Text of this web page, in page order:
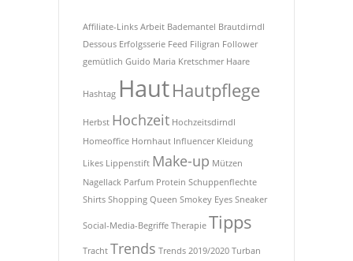
Affiliate-Links Arbeit Bademantel Brautdirndl
Dessous Erfolgsserie Feed Filigran Follower
gemütlich Guido Maria Kretschmer Haare
Hashtag HautHautpflege
Herbst Hochzeit Hochzeitsdirndl
Homeoffice Hornhaut Influencer Kleidung
Likes Lippenstift Make-up Mützen
Nagellack Parfum Protein Schuppenflechte
Shirts Shopping Queen Smokey Eyes Sneaker
Social-Media-Begriffe Therapie Tipps
Tracht Trends Trends 2019/2020 Turban